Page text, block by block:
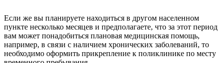
Если же вы планируете находиться в другом населенном
пункте несколько месяцев и предполагаете, что за этот период
вам может понадобиться плановая медицинская помощь,
например, в связи с наличием хронических заболеваний, то
необходимо оформить прикрепление к поликлинике по месту